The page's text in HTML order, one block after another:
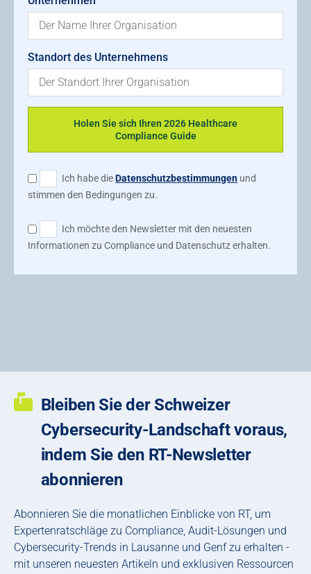
Standort des Unternehmens
Ich habe dieDatenschutzbestimmungen und
stimmen den Bedingungen zu.
Ich möchte den Newsletter mit den neuesten
Informationen zu Compliance und Datenschutz erhalten.
Holen Sie sich Ihren 2026 Healthcare
Compliance Guide
Bleiben Sie der Schweizer
Cybersecurity-Landschaft voraus,
indem Sie den RT-Newsletter
abonnieren
Abonnieren Sie die monatlichen Einblicke von RT, um
Expertenratschläge zu Compliance, Audit-Lösungen und
Cybersecurity-Trends in Lausanne und Genf zu erhalten -
mit unseren neuesten Artikeln und exklusiven Ressourcen